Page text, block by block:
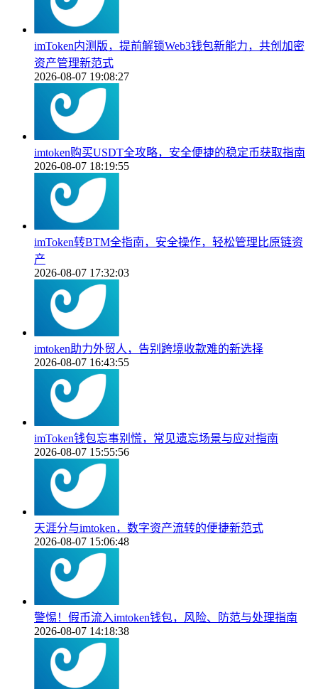
imToken内测版，提前解锁Web3钱包新能力，共创加密
资产管理新范式
2026-08-07 19:08:27
imtoken购买USDT全攻略，安全便捷的稳定币获取指南
2026-08-07 18:19:55
imToken转BTM全指南，安全操作，轻松管理比原链资
产
2026-08-07 17:32:03
imtoken助力外贸人，告别跨境收款难的新选择
2026-08-07 16:43:55
imToken钱包忘事别慌，常见遗忘场景与应对指南
2026-08-07 15:55:56
天涯分与imtoken，数字资产流转的便捷新范式
2026-08-07 15:06:48
警惕！假币流入imtoken钱包，风险、防范与处理指南
2026-08-07 14:18:38